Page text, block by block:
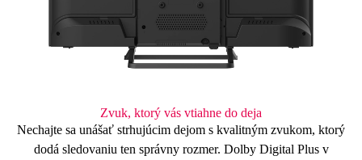
Nechajte sa unášať strhujúcim dejom s kvalitným zvukom, ktorý
dodá sledovaniu ten správny rozmer.Dolby Digital Plusv
kombinácii sdvojicou 8 Wreproduktorov zvýrazní každý dialóg